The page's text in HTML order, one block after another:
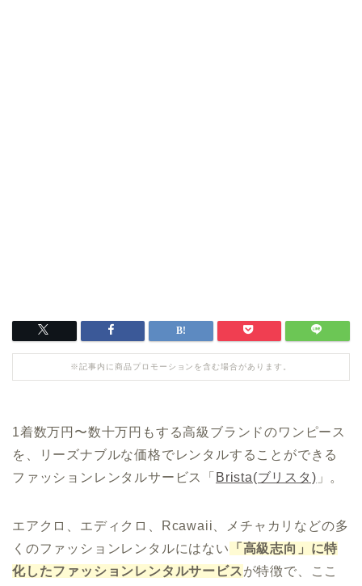
※記事内に商品プロモーションを含む場合があります。
1着数万円〜数十万円もする高級ブランドのワンピース
を、リーズナブルな価格でレンタルすることができる
ファッションレンタルサービス「 Brista(ブリスタ) 」。
エアクロ、エディクロ、Rcawaii、メチャカリなどの多
くのファッションレンタルにはない
「高級志向」に特
化したファッションレンタルサービスが特徴で、ここ